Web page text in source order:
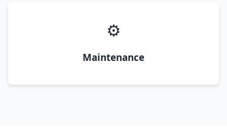
⚙️
Maintenance